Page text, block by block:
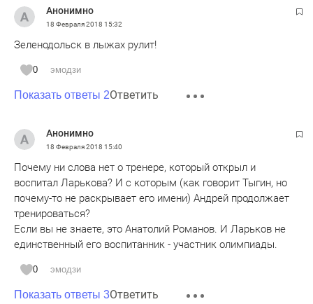
Анонимно
18 Февраля 2018 15:32
Зеленодольск в лыжах рулит!
0 эмодзи
Показать ответы 2Ответить
Анонимно
18 Февраля 2018 15:40
Почему ни слова нет о тренере, который открыл и
воспитал Ларькова? И с которым (как говорит Тыгин, но
почему-то не раскрывает его имени) Андрей продолжает
тренироваться?
Если вы не знаете, это Анатолий Романов. И Ларьков не
единственный его воспитанник - участник олимпиады.
0 эмодзи
Показать ответы 3Ответить